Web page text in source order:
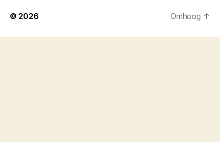
© 2026 Omhoog ↑